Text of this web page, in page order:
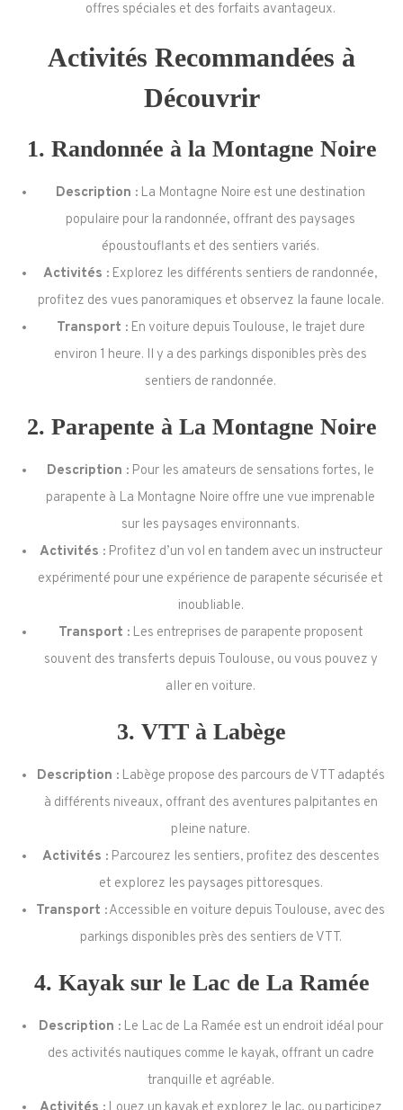
offres spéciales et des forfaits avantageux.
Activités Recommandées à
Découvrir
1. Randonnée à la Montagne Noire
Description : La Montagne Noire est une destination
populaire pour la randonnée, offrant des paysages
époustouflants et des sentiers variés.
Activités : Explorez les différents sentiers de randonnée,
profitez des vues panoramiques et observez la faune locale.
Transport :En voiture depuis Toulouse, le trajet dure
environ 1 heure. Il y a des parkings disponibles près des
sentiers de randonnée.
2. Parapente à La Montagne Noire
Description : Pour les amateurs de sensations fortes, le
parapente à La Montagne Noire offre une vue imprenable
sur les paysages environnants.
Activités :Profitez d’un vol en tandem avec un instructeur
expérimenté pour une expérience de parapente sécurisée et
inoubliable.
Transport :Les entreprises de parapente proposent
souvent des transferts depuis Toulouse, ou vous pouvez y
aller en voiture.
3. VTT à Labège
Description :Labège propose des parcours de VTT adaptés
à différents niveaux, offrant des aventures palpitantes en
pleine nature.
Activités :Parcourez les sentiers, profitez des descentes
et explorez les paysages pittoresques.
Transport :Accessible en voiture depuis Toulouse, avec des
parkings disponibles près des sentiers de VTT.
4. Kayak sur le Lac de La Ramée
Description :Le Lac de La Ramée est un endroit idéal pour
des activités nautiques comme le kayak, offrant un cadre
tranquille et agréable.